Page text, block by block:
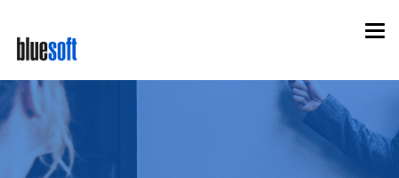
main
content